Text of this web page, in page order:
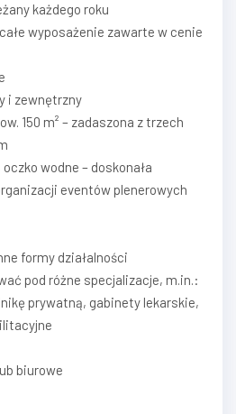
każdego roku
wyposażenie zawarte w cenie
i zewnętrzny
150 m² – zadaszona z trzech
wodne – doskonała
eventów plenerowych
formy działalności
pod różne specjalizacje, m.in.:
prywatną, gabinety lekarskie,
biurowe